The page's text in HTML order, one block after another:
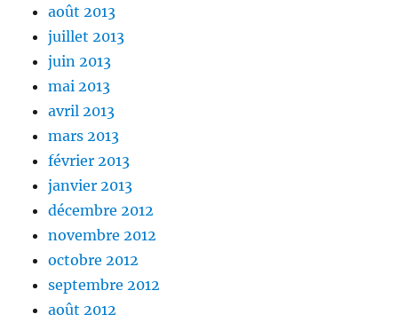
août 2013
juillet 2013
juin 2013
mai 2013
avril 2013
mars 2013
février 2013
janvier 2013
décembre 2012
novembre 2012
octobre 2012
septembre 2012
août 2012